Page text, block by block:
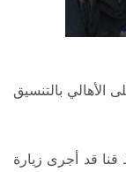
بتوزيع ٣٠٠ بطانية على الأهالي بالتنسيق
قد أجرى زيارة